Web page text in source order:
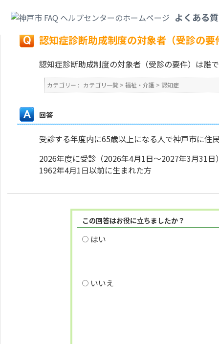
よくある
戻る
認知症診断助成制度の対象者（受診の
認知症診断助成制度の対象者（受診の要件）は誰
カテゴリー : カテゴリ一覧 > 福祉・介護 > 認知症
回答
受診する年度内に65歳以上になる人で神戸市に住
2026年度に受診（2026年4月1日～2027年3月31日
1962年4月1日以前に生まれた方
この回答はお役に立ちましたか？
はい
いいえ